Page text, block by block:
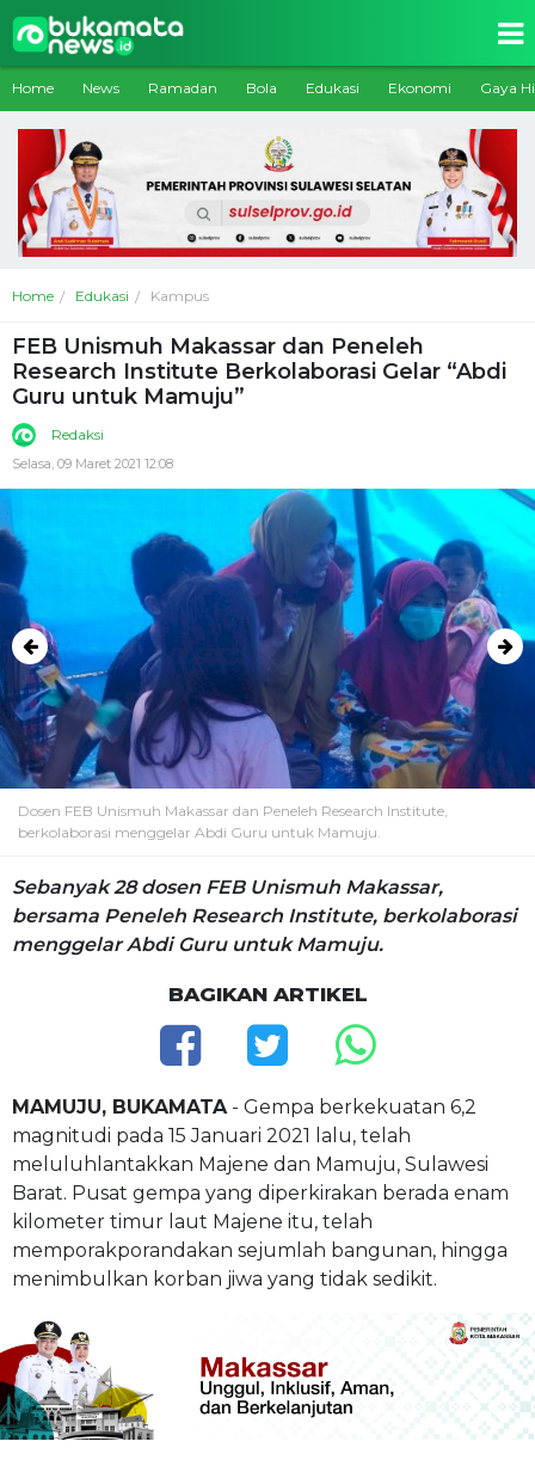
Home News Ramadan Bola Edukasi Ekonomi Gaya
Home Edukasi Kampus
FEB Unismuh Makassar dan Peneleh
Research Institute Berkolaborasi Gelar “Abdi
Guru untuk Mamuju”
Redaksi
Selasa, 09 Maret 2021 12:08
Dosen FEB Unismuh Makassar dan Peneleh Research Institute,
berkolaborasi menggelar Abdi Guru untuk Mamuju.
Sebanyak 28 dosen FEB Unismuh Makassar,
bersama Peneleh Research Institute, berkolaborasi
menggelar Abdi Guru untuk Mamuju.
BAGIKAN ARTIKEL
MAMUJU, BUKAMATA- Gempa berkekuatan 6,2
magnitudi pada 15 Januari 2021 lalu, telah
meluluhlantakkan Majene dan Mamuju, Sulawesi
Barat. Pusat gempa yang diperkirakan berada enam
kilometer timur laut Majene itu, telah
memporakporandakan sejumlah bangunan, hingga
menimbulkan korban jiwa yang tidak sedikit.